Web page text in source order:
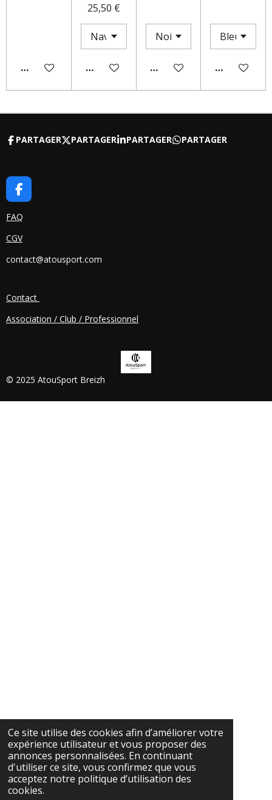
Ce site utilise des cookies afin d’améliorer votre
expérience utilisateur et vous proposer des
annonces personnalisées. En continuant
d'utiliser ce site, vous confirmez que vous
acceptez notre politique d’utilisation des
cookies.
AJOUTER AU PANIER
25,50 €
AJOUTER AU PANIERM'AVERTIR SI DISPONIBLE
AJOUTER
PARTAGER PARTAGER PARTAGER PARTAGER
F
A
C
B
O
FAQ
CGV
contact@atousport.com
Contact
Association / Club / Professionnel
© 2025 AtouSport Breizh